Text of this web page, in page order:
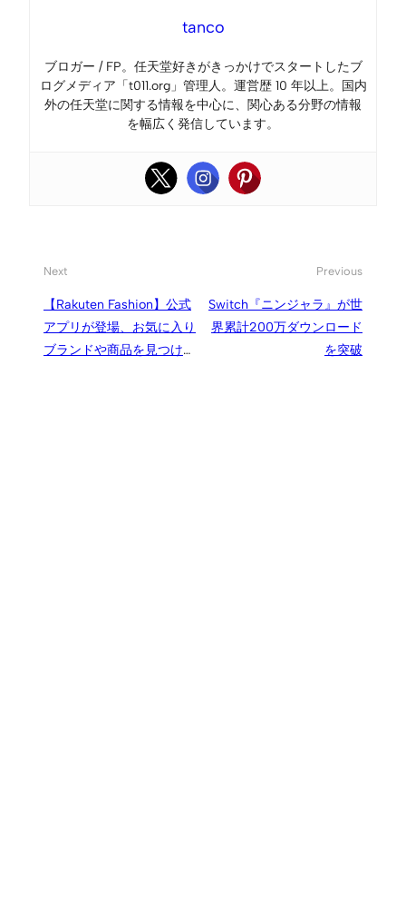
tanco
ブロガー / FP。任天堂好きがきっかけでスタートしたブ
ログメディア「t011.org」管理人。運営歴 10 年以上。国内
外の任天堂に関する情報を中心に、関心ある分野の情報
を幅広く発信しています。
Next
【Rakuten Fashion】公式
アプリが登場、お気に入り
ブランドや商品を見つけや
Previous
Switch『ニンジャラ』が世
界累計200万ダウンロード
を突破